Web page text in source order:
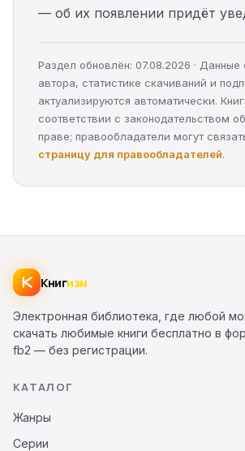
— об их появлении придёт
Раздел обновлён: 07.08.2026 · Данные
автора, статистике скачиваний и
актуализируются автоматически.
соответствии с законодательством
праве; правообладатели могут
страницу для правообладателей.
Книгизм
Электронная библиотека, где любой
скачать любимые книги бесплатно в
fb2 — без регистрации.
КАТАЛОГ
Жанры
Серии